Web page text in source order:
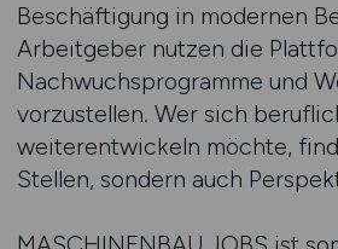
Beschäftigung in modernen
Arbeitgeber nutzen die
Nachwuchsprogramme und
vorzustellen. Wer sich
weiterentwickeln möchte,
Stellen, sondern auch